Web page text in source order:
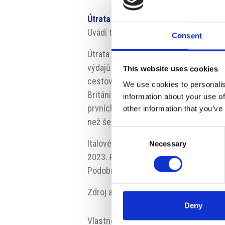
Consent
This website uses cookies
We use cookies to
information about your use
other information that
Necessary
Deny
Útrata zahraničních návštěvníků za
Uvádí to Italská centrální banka.
Útrata zahraničních návštěvníků se
výdajů za cesty do Itálie tvoří
cestovní ruch je Německo s 8,7
Británie, jejíž občané utratili za cesty
prvních odhadů i začátek letošního
než šest procent.
Italové za cesty do zahraničí utratili
2023. Přebytek v tomto odvětví tak
Podobnou výši přebytku cestovní
Zdroj a zdroj fotogtrafie:
Vlastnosti: #Cestovní ruch